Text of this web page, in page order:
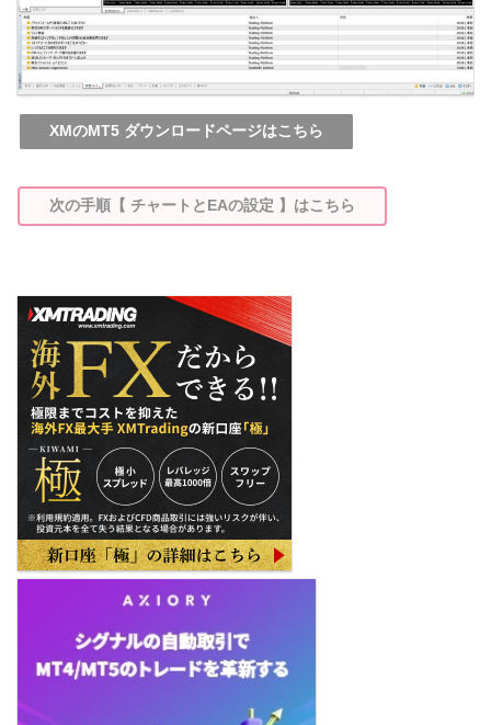
XMのMT5 ダウンロードページはこちら
次の手順【 チャートとEAの設定 】はこちら